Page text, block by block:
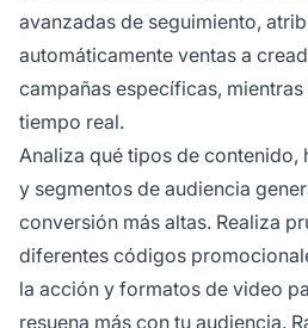
avanzadas de seguimiento,
automáticamente ventas a
campañas específicas,
tiempo real.
Analiza qué tipos de
y segmentos de audiencia
conversión más altas. Realiza
diferentes códigos
la acción y formatos de video
resuena más con tu audiencia.